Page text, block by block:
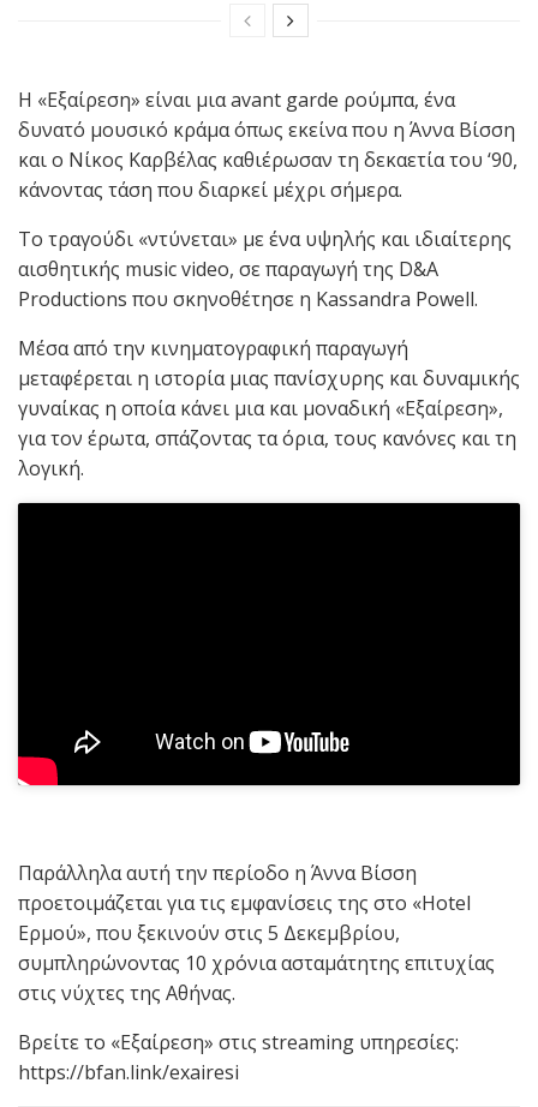
Η «Εξαίρεση» είναι μια avant garde ρούμπα, ένα
δυνατό μουσικό κράμα όπως εκείνα που η Άννα Βίσση
και ο Νίκος Καρβέλας καθιέρωσαν τη δεκαετία του ‘90,
κάνοντας τάση που διαρκεί μέχρι σήμερα.
Το τραγούδι «ντύνεται» με ένα υψηλής και ιδιαίτερης
αισθητικής music video, σε παραγωγή της D&A
Productions που σκηνοθέτησε η Kassandra Powell.
Μέσα από την κινηματογραφική παραγωγή
μεταφέρεται η ιστορία μιας πανίσχυρης και δυναμικής
γυναίκας η οποία κάνει μια και μοναδική «Εξαίρεση»,
για τον έρωτα, σπάζοντας τα όρια, τους κανόνες και τη
λογική.
Παράλληλα αυτή την περίοδο η Άννα Βίσση
προετοιμάζεται για τις εμφανίσεις της στο «Hotel
Ερμού», που ξεκινούν στις 5 Δεκεμβρίου,
συμπληρώνοντας 10 χρόνια ασταμάτητης επιτυχίας
στις νύχτες της Αθήνας.
Βρείτε το «Εξαίρεση» στις streaming υπηρεσίες:
https://bfan.link/exairesi